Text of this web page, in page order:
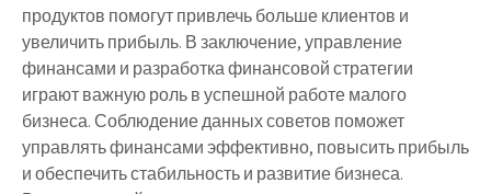
продуктов помогут привлечь больше клиентов и
увеличить прибыль. В заключение, управление
финансами и разработка финансовой стратегии
играют важную роль в успешной работе малого
бизнеса. Соблюдение данных советов поможет
управлять финансами эффективно, повысить прибыль
и обеспечить стабильность и развитие бизнеса.